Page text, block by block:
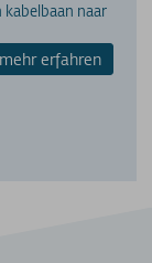
kabelbaan naar
mehr erfahren